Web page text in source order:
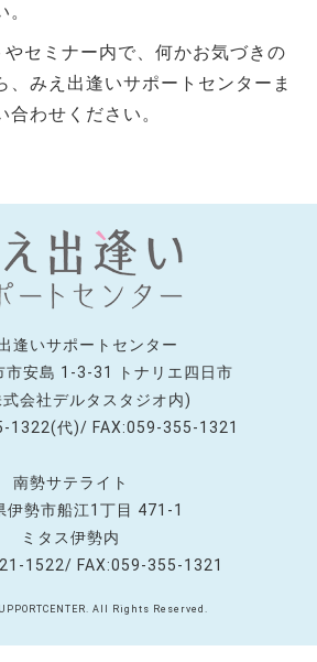
セミナー内で、何かお気づきの
、みえ出逢いサポートセンターま
わせください。
逢いサポートセンター
市安島 1-3-31 トナリエ四日市
会社デルタスタジオ内)
1322(代)/ FAX:059-355-1321
南勢サテライト
伊勢市船江1丁目 471-1
ミタス伊勢内
1522/ FAX:059-355-1321
All Rights Reserved.